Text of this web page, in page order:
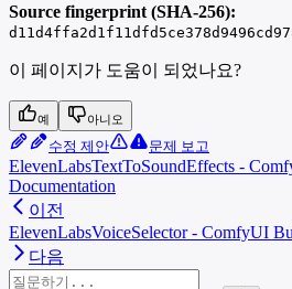
Source fingerprint (SHA-256):
이 페이지가 도움이 되었나요?
예 아니오
수정 제안 문제 보고
ElevenLabsTextToSoundEffects -
Documentation
이전
ElevenLabsVoiceSelector - ComfyUI
다음